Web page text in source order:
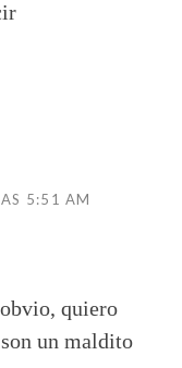
5:51 AM
quiero
un maldito